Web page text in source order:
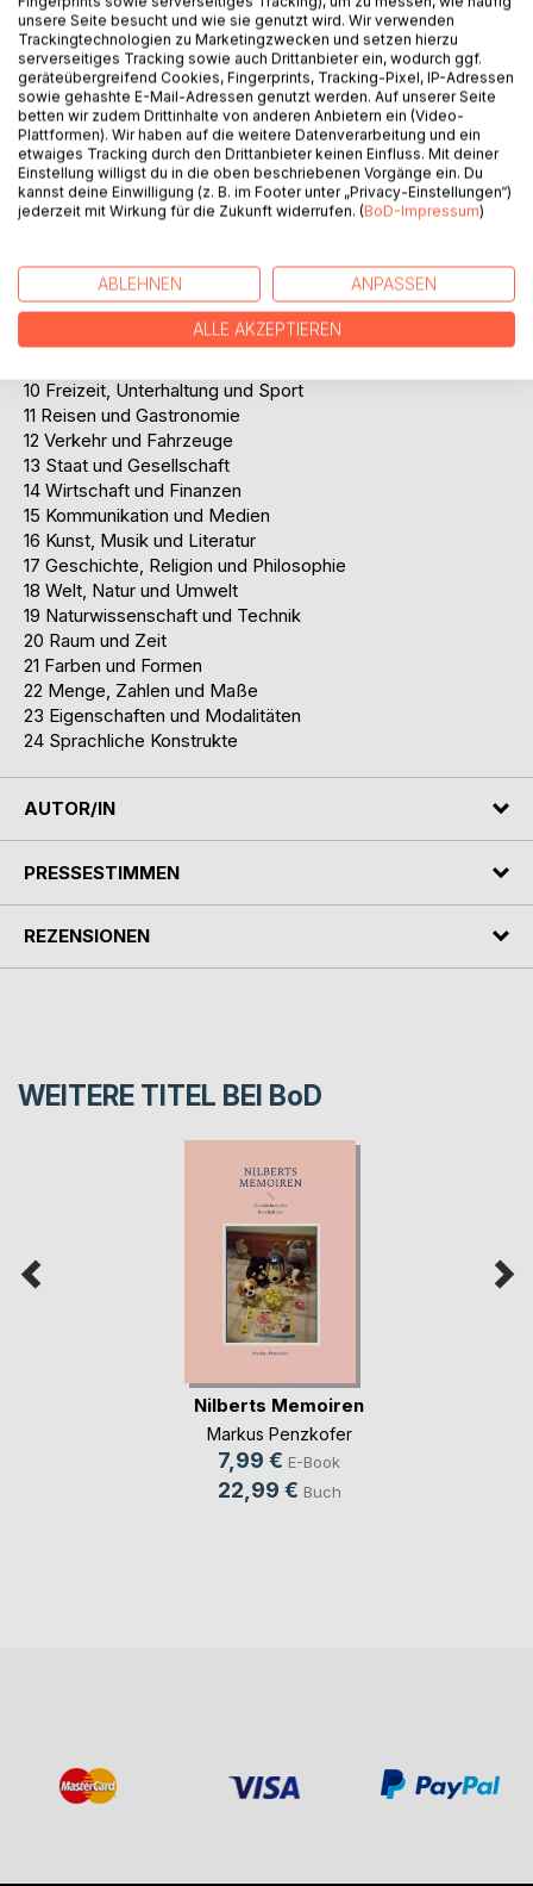
Thematischer Wortschatz aus allen Lebensbereichen etwa
entsprechend den Niveaus des Europäischen
Referenzrahmens.
Band 1: 7700 Einträge entsprechend den Niveaus A1, A2
und B1.
Untergliedert in 24 Kapitel, 108 Themen und 645 Tabellen:
01 Persönliche Angaben
02 Menschlicher Körper
03 Gesundheit und Medizin
05 Einkaufen, Ernährung und Kleidung
06 Wohnen und Architektur
07 Privatleben und Soziales
08 Erziehung und Bildungswesen
10 Freizeit, Unterhaltung und Sport
11 Reisen und Gastronomie
12 Verkehr und Fahrzeuge
13 Staat und Gesellschaft
14 Wirtschaft und Finanzen
15 Kommunikation und Medien
16 Kunst, Musik und Literatur
17 Geschichte, Religion und Philosophie
18 Welt, Natur und Umwelt
19 Naturwissenschaft und Technik
20 Raum und Zeit
21 Farben und Formen
22 Menge, Zahlen und Maße
23 Eigenschaften und Modalitäten
24 Sprachliche Konstrukte
AUTOR/IN
PRESSESTIMMEN
REZENSIONEN
WEITERE TITEL BEI BoD
Nilberts Memoiren
Markus Penzkofer
7,99 € E-Book
22,99 € Buch
unsere Seite besucht und wie sie genutzt wird. Wir verwenden
Trackingtechnologien zu Marketingzwecken und setzen hierzu
serverseitiges Tracking sowie auch Drittanbieter ein, wodurch ggf.
geräteübergreifend Cookies, Fingerprints, Tracking-Pixel, IP-Adressen
sowie gehashte E-Mail-Adressen genutzt werden. Auf unserer Seite
betten wir zudem Drittinhalte von anderen Anbietern ein (Video-
Plattformen). Wir haben auf die weitere Datenverarbeitung und ein
etwaiges Tracking durch den Drittanbieter keinen Einfluss. Mit deiner
Einstellung willigst du in die oben beschriebenen Vorgänge ein. Du
kannst deine Einwilligung (z. B. im Footer unter „Privacy-Einstellungen“)
jederzeit mit Wirkung für die Zukunft widerrufen. (BoD-Impressum)
ABLEHNEN ANPASSEN
ALLE AKZEPTIEREN